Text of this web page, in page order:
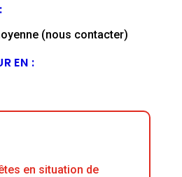
(nous contacter)
EN :
en situation de